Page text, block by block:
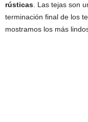
rústicas. Las tejas son
terminación final de los
mostramos los más